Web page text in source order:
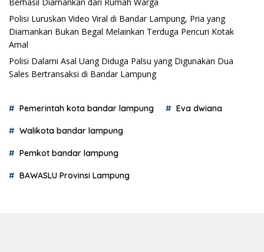
Polisi Luruskan Video Viral di Bandar Lampung, Pria yang
Diamankan Bukan Begal Melainkan Terduga Pencuri Kotak
Amal
Polisi Dalami Asal Uang Diduga Palsu yang Digunakan Dua
Sales Bertransaksi di Bandar Lampung
Pemerintah kota bandar lampung Eva dwiana
Walikota bandar lampung
Pemkot bandar lampung
BAWASLU Provinsi Lampung